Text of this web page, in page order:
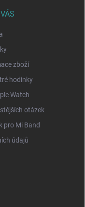
zboží
hodinky
Watch
otázek
pro Mi Band
údajů